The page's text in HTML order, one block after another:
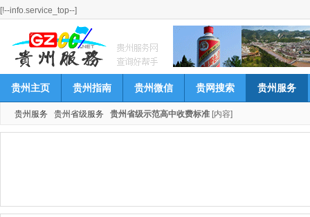
[!--info.service_top--]
贵州主页 贵州指南 贵州微信 贵网搜索 贵州服务
贵州服务 贵州省级服务 贵州省级示范高中收费标准 [内容]